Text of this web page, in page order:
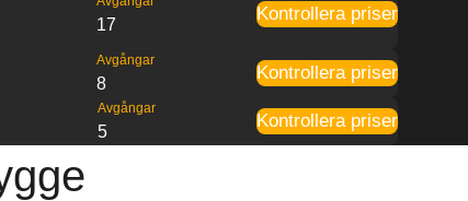
17
Kontrollera priser
Avgångar
8
Kontrollera priser
Avgångar
5
Kontrollera priser